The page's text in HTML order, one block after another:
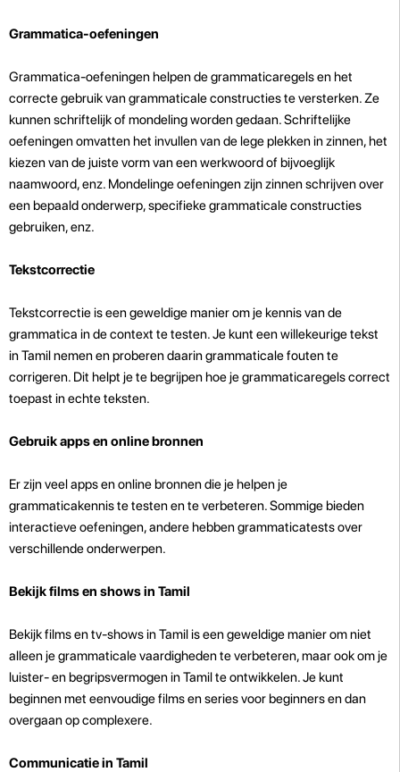
Grammatica-oefeningen
Grammatica-oefeningen helpen de grammaticaregels en het
correcte gebruik van grammaticale constructies te versterken. Ze
kunnen schriftelijk of mondeling worden gedaan. Schriftelijke
oefeningen omvatten het invullen van de lege plekken in zinnen, het
kiezen van de juiste vorm van een werkwoord of bijvoeglijk
naamwoord, enz. Mondelinge oefeningen zijn zinnen schrijven over
een bepaald onderwerp, specifieke grammaticale constructies
gebruiken, enz.
Tekstcorrectie
Tekstcorrectie is een geweldige manier om je kennis van de
grammatica in de context te testen. Je kunt een willekeurige tekst
in Tamil nemen en proberen daarin grammaticale fouten te
corrigeren. Dit helpt je te begrijpen hoe je grammaticaregels correct
toepast in echte teksten.
Gebruik apps en online bronnen
Er zijn veel apps en online bronnen die je helpen je
grammaticakennis te testen en te verbeteren. Sommige bieden
interactieve oefeningen, andere hebben grammaticatests over
verschillende onderwerpen.
Bekijk films en shows in Tamil
Bekijk films en tv-shows in Tamil is een geweldige manier om niet
alleen je grammaticale vaardigheden te verbeteren, maar ook om je
luister- en begripsvermogen in Tamil te ontwikkelen. Je kunt
beginnen met eenvoudige films en series voor beginners en dan
overgaan op complexere.
Communicatie in Tamil